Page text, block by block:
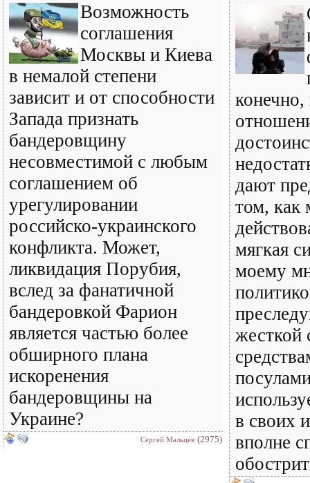
Возможность
соглашения
Москвы и Киева
в немалой степени
зависит и от способности
Запада признать
бандеровщину
несовместимой с любым
соглашением об
урегулировании
российско-украинского
конфликта. Может,
ликвидация Порубия,
вслед за фанатичной
бандеровкой Фарион
является частью более
обширного плана
искоренения
бандеровщины на
Украине?
Сергей Мальцев (2975)
дают
том, как
мягкая
моему
жесткой
в своих
вполне